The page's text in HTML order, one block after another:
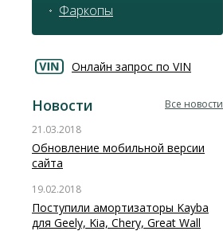
Фаркопы
Онлайн запрос по VIN
Новости
Все новости
21.03.2018
Обновление мобильной версии
сайта
19.02.2018
Поступили амортизаторы Kayba
для Geely, Kia, Chery, Great Wall